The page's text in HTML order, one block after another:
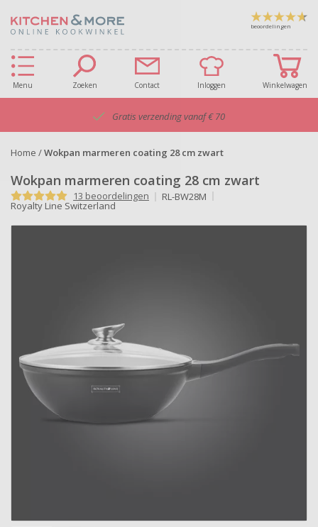
beoordelingen
Menu Zoeken Contact Inloggen Winkelwagen
Gratis verzending vanaf € 70
Home /Wokpan marmeren coating 28 cm zwart
Wokpan marmeren coating 28 cm zwart
13 beoordelingen RL-BW28M
Royalty Line Switzerland